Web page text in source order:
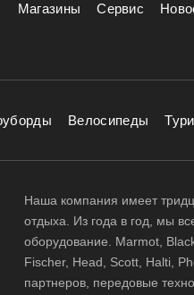
Магазины Сервис
Велосипеды
Наша компания имеет
отдыха. Из года в год, мы
оборудование. Marmot,
Fischer, Head, Scott, Halti,
партнеров, передовые